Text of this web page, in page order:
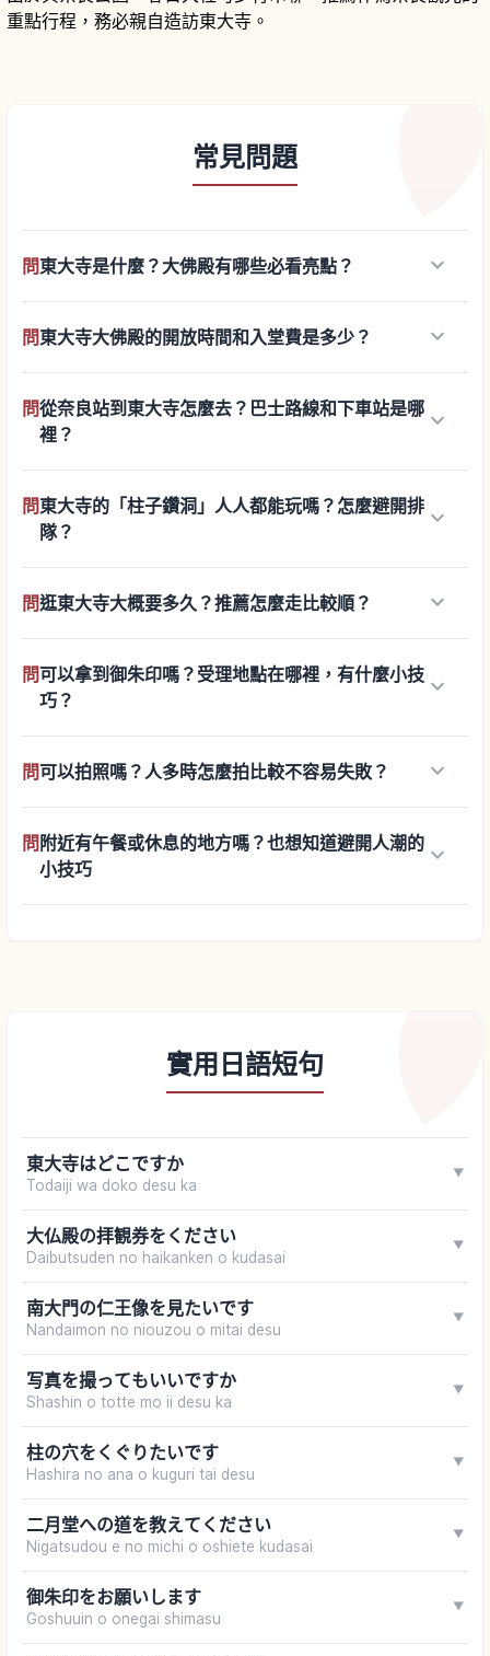
重點行程，務必親自造訪東大寺。
常見問題
問東大寺是什麼？大佛殿有哪些必看亮點？ keyboard_arrow_down
問東大寺大佛殿的開放時間和入堂費是多少？ keyboard_arrow_down
問從奈良站到東大寺怎麼去？巴士路線和下車站是哪
裡？
keyboard_arrow_down
問東大寺的「柱子鑽洞」人人都能玩嗎？怎麼避開排
隊？
keyboard_arrow_down
問逛東大寺大概要多久？推薦怎麼走比較順？ keyboard_arrow_down
問可以拿到御朱印嗎？受理地點在哪裡，有什麼小技
巧？
keyboard_arrow_down
問可以拍照嗎？人多時怎麼拍比較不容易失敗？ keyboard_arrow_down
問附近有午餐或休息的地方嗎？也想知道避開人潮的
小技巧
keyboard_arrow_down
實用日語短句
東大寺はどこですか
Todaiji wa doko desu ka
▼
大仏殿の拝観券をください
Daibutsuden no haikanken o kudasai
▼
南大門の仁王像を見たいです
Nandaimon no niouzou o mitai desu
▼
写真を撮ってもいいですか
Shashin o totte mo ii desu ka
▼
柱の穴をくぐりたいです
Hashira no ana o kuguri tai desu
▼
二月堂への道を教えてください
Nigatsudou e no michi o oshiete kudasai
▼
御朱印をお願いします
Goshuuin o onegai shimasu
▼